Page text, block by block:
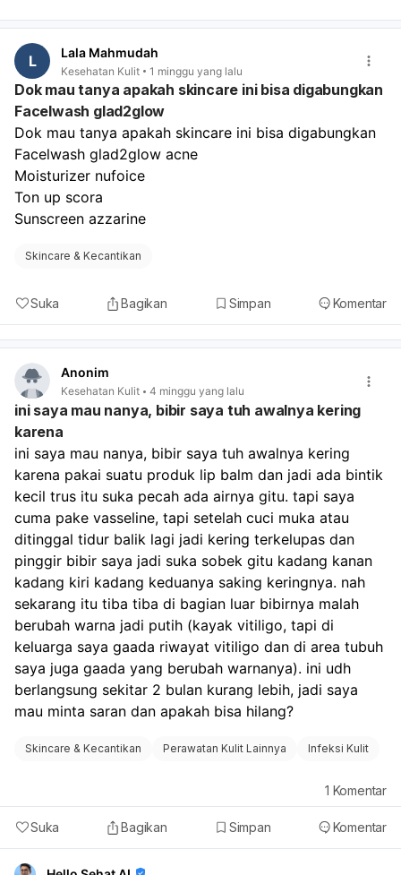
Kalau bercaknya putih tegas, melebar, atau tidak
apakah vitiligo atau penyebab lain. Agar pudar, yang
paling penting adalah mengatasi penyebabnya dulu.
Kalau mau, saya bisa bantu bedakan dari ciri-cirinya:
apakah bercaknya gatal, bersisik, atau tepinya jelas?
L Lala Mahmudah
Kesehatan Kulit 1 minggu yang lalu
Dok mau tanya apakah skincare ini bisa digabungkan
Facelwash glad2glow
Dok mau tanya apakah skincare ini bisa digabungkan
Facelwash glad2glow acne
Moisturizer nufoice
Ton up scora
Sunscreen azzarine
Skincare & Kecantikan
Suka Bagikan Simpan Komentar
Anonim
Kesehatan Kulit 4 minggu yang lalu
ini saya mau nanya, bibir saya tuh awalnya kering
karena
ini saya mau nanya, bibir saya tuh awalnya kering
karena pakai suatu produk lip balm dan jadi ada bintik
kecil trus itu suka pecah ada airnya gitu. tapi saya
cuma pake vasseline, tapi setelah cuci muka atau
ditinggal tidur balik lagi jadi kering terkelupas dan
pinggir bibir saya jadi suka sobek gitu kadang kanan
kadang kiri kadang keduanya saking keringnya. nah
sekarang itu tiba tiba di bagian luar bibirnya malah
berubah warna jadi putih (kayak vitiligo, tapi di
keluarga saya gaada riwayat vitiligo dan di area tubuh
saya juga gaada yang berubah warnanya). ini udh
berlangsung sekitar 2 bulan kurang lebih, jadi saya
mau minta saran dan apakah bisa hilang?
Skincare & Kecantikan Perawatan Kulit Lainnya Infeksi Kulit
Suka Bagikan Simpan Komentar
1 Komentar